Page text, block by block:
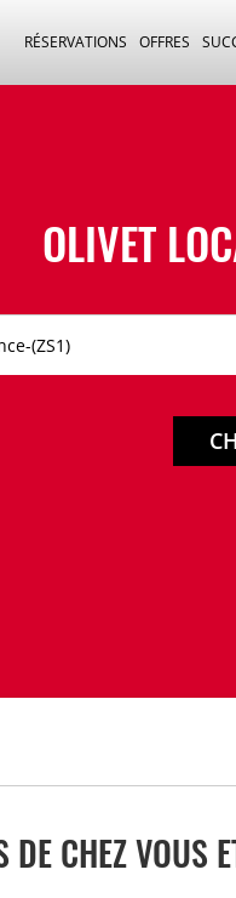
RÉSERVATIONS OFFRES
OLIVET
CHEZ VOUS